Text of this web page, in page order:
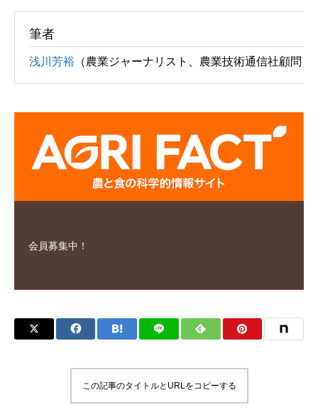
筆者
浅川芳裕 （農業ジャーナリスト、農業技術通信社顧問）
会員募集中！
この記事のタイトルとURLをコピーする